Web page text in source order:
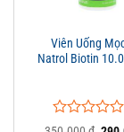
Viên Uống
Natrol Biotin
0
0